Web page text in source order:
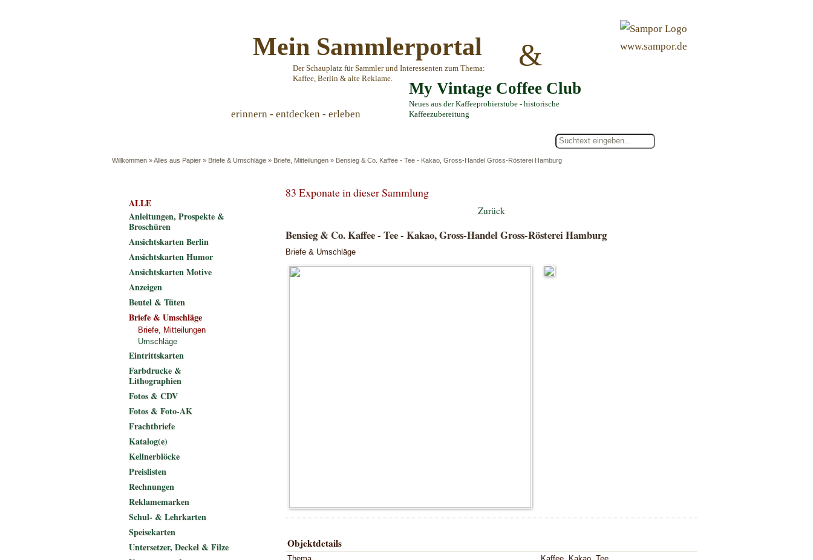
Mein Sammlerportal
Der Schauplatz für Sammler und Interessenten zum Thema:
Kaffee, Berlin & alte Reklame.
&
My Vintage Coffee Club
Neues aus der Kaffeeprobierstube - historische
Kaffeezubereitung
www.sampor.de
erinnern - entdecken - erleben
Willkommen »Alles aus Papier » Briefe & Umschläge » Briefe, Mitteilungen » Bensieg & Co. Kaffee - Tee - Kakao, Gross-Handel Gross-Rösterei Hamburg
83 Exponate in dieser Sammlung
Zurück
Bensieg & Co. Kaffee - Tee - Kakao, Gross-Handel Gross-Rösterei Hamburg
Briefe & Umschläge
Objektdetails
ALLE
Anleitungen, Prospekte &
Broschüren
Ansichtskarten Berlin
Ansichtskarten Humor
Ansichtskarten Motive
Anzeigen
Beutel & Tüten
Briefe & Umschläge
Briefe, Mitteilungen
Umschläge
Eintrittskarten
Farbdrucke &
Lithographien
Fotos & CDV
Fotos & Foto-AK
Frachtbriefe
Katalog(e)
Kellnerblöcke
Preislisten
Rechnungen
Reklamemarken
Schul- & Lehrkarten
Speisekarten
Untersetzer, Deckel & Filze